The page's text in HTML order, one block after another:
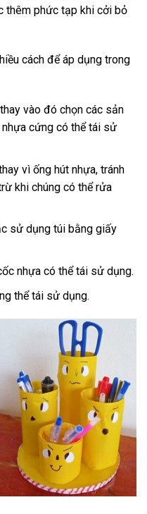
thêm phức tạp khi cởi bỏ
cách để áp dụng trong
vào đó chọn các sản
cứng có thể tái sử
vì ống hút nhựa, tránh
khi chúng có thể rửa
sử dụng túi bằng giấy
nhựa có thể tái sử dụng.
thể tái sử dụng.